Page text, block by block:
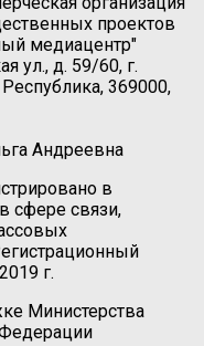
проектов
медиацентр"
ул., д. 59/60, г.
369000,
Андреевна
в
сфере связи,
г.
Министерства